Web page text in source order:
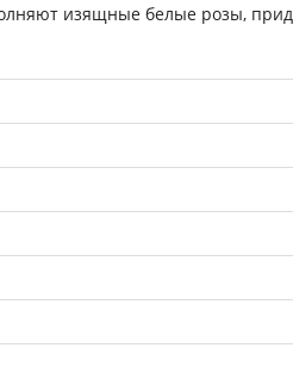
изящные белые розы,